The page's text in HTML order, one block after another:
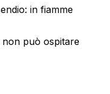
in fiamme
non può ospitare